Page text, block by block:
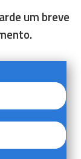
um breve